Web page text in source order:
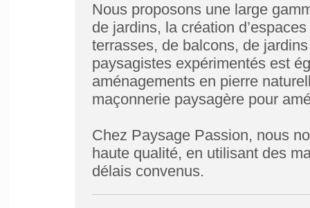
Nous proposons une large
de jardins, la création
terrasses, de balcons, de
paysagistes expérimentés est
aménagements en pierre
maçonnerie paysagère pour
Chez Paysage Passion, nous
haute qualité, en utilisant des
délais convenus.